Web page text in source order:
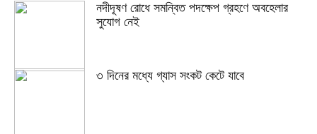
নদীদূষণ রোধে সমন্বিত পদক্ষেপ গ্রহণে অবহেলার
সুযোগ নেই
৩ দিনের মধ্যে গ্যাস সংকট কেটে যাবে